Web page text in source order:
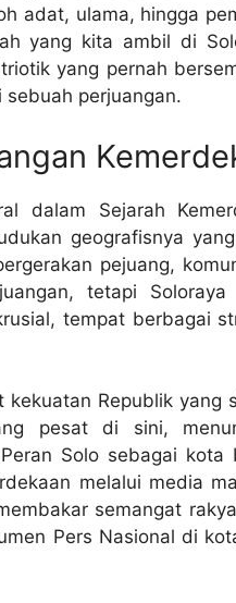
adat, ulama, hingga
yang kita ambil di
yang pernah
perjuangan.
dalam Sejarah
geografisnya
pejuang,
tetapi Soloraya
tempat berbagai
Republik yang
pesat di sini,
Solo sebagai kota
melalui media
semangat
Pers Nasional di